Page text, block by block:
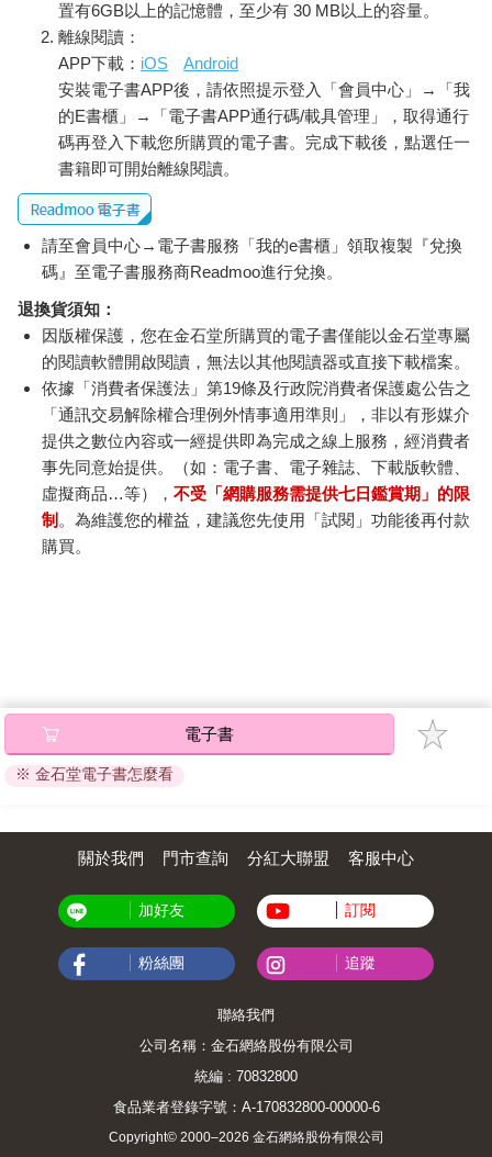
置有6GB以上的記憶體，至少有 30 MB以上的容量。
離線閱讀：
APP下載： iOS
Android
安裝電子書APP後，請依照提示登入「會員中心」→「我
的E書櫃」→「電子書APP通行碼/載具管理」，取得通行
碼再登入下載您所購買的電子書。完成下載後，點選任一
書籍即可開始離線閱讀。
請至會員中心→電子書服務「我的e書櫃」領取複製『兌換
碼』至電子書服務商Readmoo進行兌換。
退換貨須知：
因版權保護，您在金石堂所購買的電子書僅能以金石堂專屬
的閱讀軟體開啟閱讀，無法以其他閱讀器或直接下載檔案。
依據「消費者保護法」第19條及行政院消費者保護處公告之
「通訊交易解除權合理例外情事適用準則」，非以有形媒介
提供之數位內容或一經提供即為完成之線上服務，經消費者
事先同意始提供。（如：電子書、電子雜誌、下載版軟體、
虛擬商品…等），不受「網購服務需提供七日鑑賞期」的限
制 。為維護您的權益，建議您先使用「試閱」功能後再付款
購買。
電子書
※ 金石堂電子書怎麼看
關於我們 門市查詢 分紅大聯盟 客服中心
加好友 訂閱
粉絲團 追蹤
聯絡我們
公司名稱：金石網絡股份有限公司
統編 : 70832800
食品業者登錄字號：A-170832800-00000-6
Copyright© 2000–2026 金石網絡股份有限公司